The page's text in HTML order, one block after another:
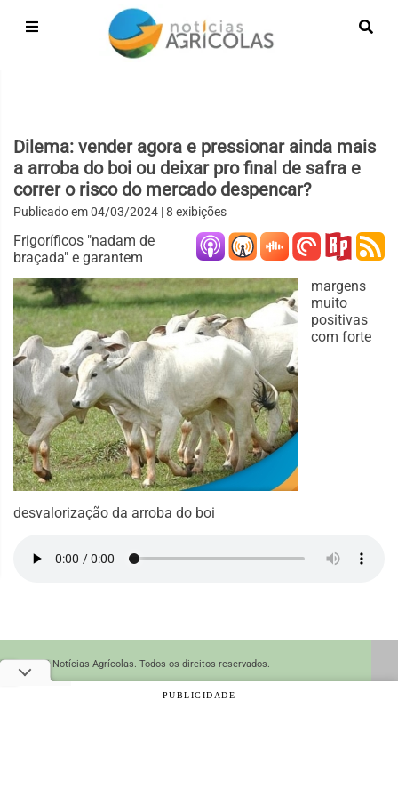
Dilema: vender agora e pressionar ainda mais
a arroba do boi ou deixar pro final de safra e
correr o risco do mercado despencar?
Publicado em04/03/2024 | 8 exibições
Frigoríficos "nadam de
braçada" e garantem
margens
muito
positivas
com forte
desvalorização da arroba do boi
© 2026 Notícias Agrícolas. Todos os direitos reservados.
PUBLICIDADE